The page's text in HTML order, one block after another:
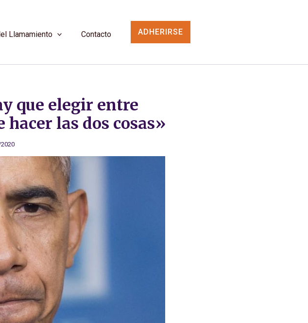
Llamamiento Contacto ADHERIRSE
que elegir entre
las dos cosas»